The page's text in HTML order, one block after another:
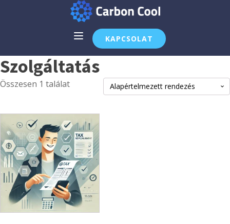
KAPCSOLAT
Szolgáltatás
Összesen 1 találat